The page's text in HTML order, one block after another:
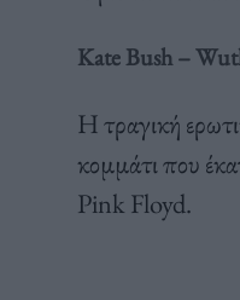
Kate Bush –
Η τραγική
κομμάτι που
Pink Floyd.